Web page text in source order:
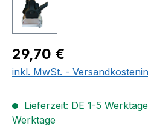
Regulärer Preis:
29,70 €
inkl. MwSt. -
Lieferzeit: DE 1-5
Werktage